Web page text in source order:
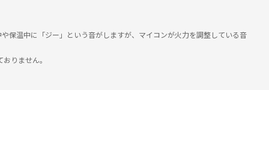
保温中に「ジー」という音がしますが、マイコンが火力を調整している音
りません。